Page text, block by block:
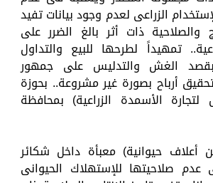
الزراعى لعدم وجود بيانات تفيد
والصلاحية ذات أثر بالغ الضرر على
تمهيداً لطرحها للبيع والتداول
بقصد الغش والتدليس على جمهور
أرباح بصورة غير مشروعة.. بحوزة
الأسمدة الزراعية) بمحافظة
(2 طن أعلاف حيوانية) معبأة داخل شكائر
صلاحيتها للإستهلاك الحيوانى